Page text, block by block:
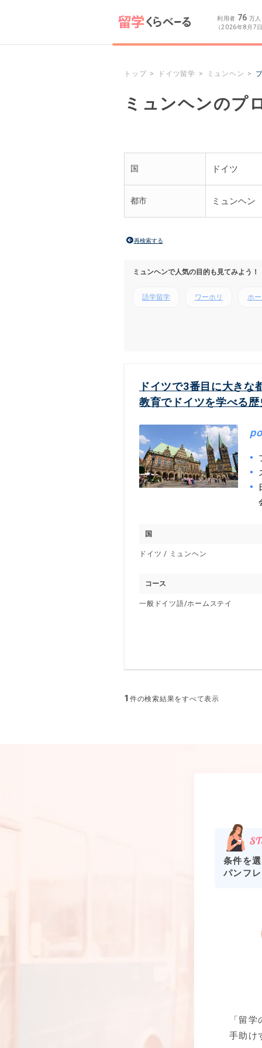
利用者 76 万
（2026年8月7
トップ ドイツ留学 ミュンヘン
ミュンヘンのプ
国 ドイツ
都市 ミュンヘン
再検索する
ミュンヘンで人気の目的も見てみよう！
語学留学 ワーホリ ホ
ドイツで3番目に大きな
教育でドイツを学べる
国
ドイツ / ミュンヘン
コース
一般ドイツ語/ホームステイ
1 件の検索結果をすべて表示
条件を
パンフ
「留
手助け